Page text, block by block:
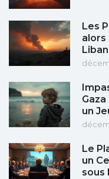
Les
alors
un
Le
un
sous